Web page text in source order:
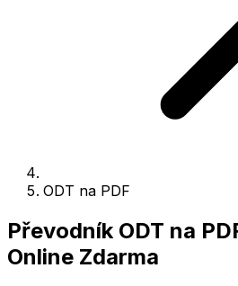
ODT na PDF
Převodník ODT na
Online Zdarma